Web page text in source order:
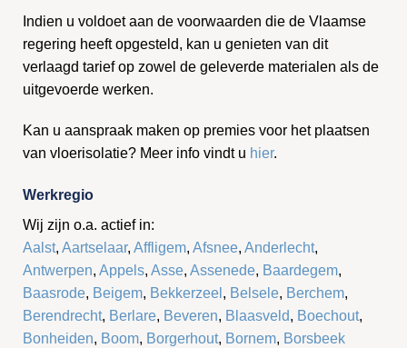
Indien u voldoet aan de voorwaarden die de Vlaamse
regering heeft opgesteld, kan u genieten van dit
verlaagd tarief op zowel de geleverde materialen als de
uitgevoerde werken.
Kan u aanspraak maken op premies voor het plaatsen
van vloerisolatie? Meer info vindt u hier.
Werkregio
Wij zijn o.a. actief in:
Aalst, Aartselaar, Affligem, Afsnee, Anderlecht,
Antwerpen, Appels, Asse, Assenede, Baardegem,
Baasrode, Beigem, Bekkerzeel , Belsele, Berchem,
Berendrecht, Berlare, Beveren, Blaasveld, Boechout,
Bonheiden, Boom, Borgerhout, Bornem, Borsbeek